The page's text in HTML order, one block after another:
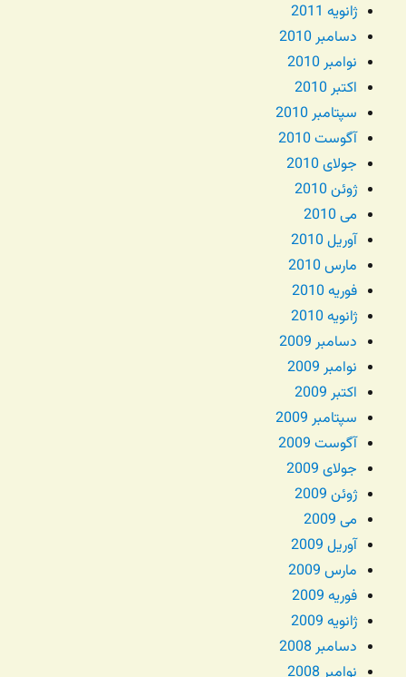
ژانویه 2011
دسامبر 2010
نوامبر 2010
اکتبر 2010
سپتامبر 2010
آگوست 2010
جولای 2010
ژوئن 2010
می 2010
آوریل 2010
مارس 2010
فوریه 2010
ژانویه 2010
دسامبر 2009
نوامبر 2009
اکتبر 2009
سپتامبر 2009
آگوست 2009
جولای 2009
ژوئن 2009
می 2009
آوریل 2009
مارس 2009
فوریه 2009
ژانویه 2009
دسامبر 2008